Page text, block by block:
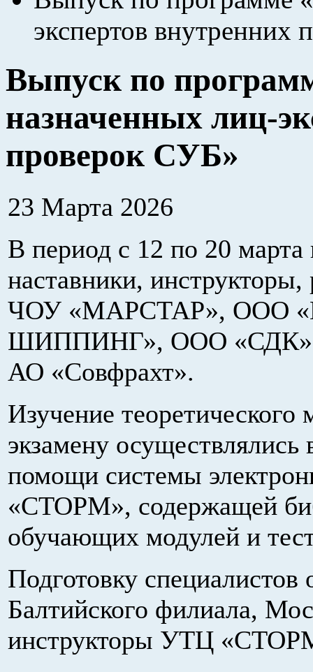
экспертов внутренних
Выпуск по
назначенных лиц-
проверок СУБ»
23 Марта 2026
В период с 12 по 20
наставники,
ЧОУ «МАРСТАР», ООО
ШИППИНГ», ООО «СДК»,
АО «Совфрахт».
Изучение теоретического
экзамену
помощи системы
«СТОРМ», содержащей
обучающих модулей и
Подготовку специалистов
Балтийского филиала,
инструкторы УТЦ